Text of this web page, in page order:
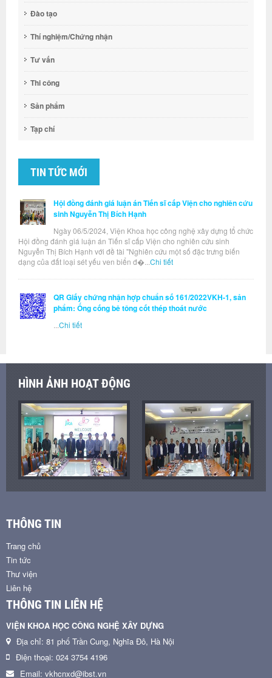
Đào tạo
Thí nghiệm/Chứng nhận
Tư vấn
Thi công
Sản phẩm
Tạp chí
TIN TỨC MỚI
Hội đồng đánh giá luận án Tiến sĩ cấp Viện cho nghiên cứu
sinh Nguyễn Thị Bích Hạnh
Ngày 06/5/2024, Viện Khoa học công nghệ xây dựng tổ chức
Hội đồng đánh giá luận án Tiến sĩ cấp Viện cho nghiên cứu sinh
Nguyễn Thị Bích Hạnh với đề tài "Nghiên cứu một số đặc trưng biến
dạng của đất loại sét yếu ven biển đ�... Chi tiết
QR Giấy chứng nhận hợp chuẩn số 161/2022VKH-1, sản
phẩm: Ống cống bê tông cốt thép thoát nước
Chi tiết
HÌNH ẢNH HOẠT ĐỘNG
THÔNG TIN
Trang chủ
Tin tức
Thư viện
Liên hệ
THÔNG TIN LIÊN HỆ
VIỆN KHOA HỌC CÔNG NGHỆ XÂY DỰNG
Địa chỉ: 81 phố Trần Cung, Nghĩa Đô, Hà Nội
Điện thoại: 024 3754 4196
Email: vkhcnxd@ibst.vn